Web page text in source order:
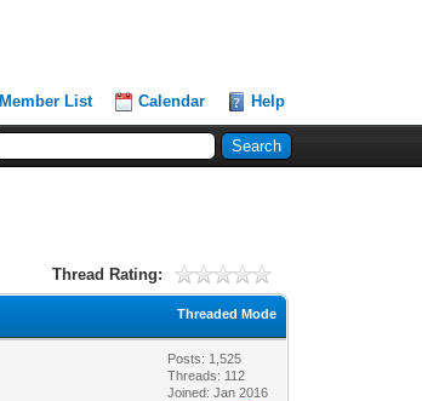
Member List Calendar Help
Thread Rating:
Threaded Mode
Posts: 1,525
Threads: 112
Joined: Jan 2016